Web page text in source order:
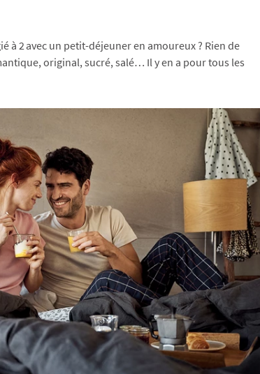
à 2 avec un petit-déjeuner en amoureux ? Rien de
original, sucré, salé… Il y en a pour tous les